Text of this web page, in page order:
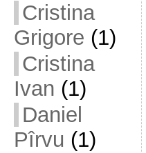
Cristina
Grigore (1)
Cristina
Ivan (1)
Daniel
Pîrvu (1)